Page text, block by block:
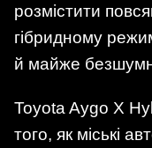
розмістити
гібридному
й майже
Toyota Aygo X
того, як міські